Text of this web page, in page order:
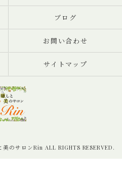
ブログ
お問い合わせ
サイトマップ
のサロンRin ALL RIGHTS RESERVED.